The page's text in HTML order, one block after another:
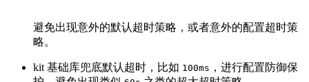
避免出现意外的默认超时策略，或者意外的配置超时策
略。
kit 基础库兜底默认超时，比如 100ms ，进行配置防御保